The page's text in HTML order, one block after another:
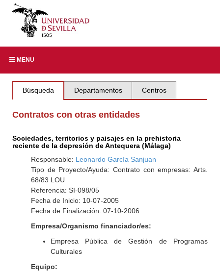
MENU
Búsqueda Departamentos Centros
Contratos con otras entidades
Sociedades, territorios y paisajes en la prehistoria
reciente de la depresión de Antequera (Málaga)
Responsable: Leonardo García Sanjuan
Tipo de Proyecto/Ayuda: Contrato con empresas: Arts.
68/83 LOU
Referencia: SI-098/05
Fecha de Inicio: 10-07-2005
Fecha de Finalización: 07-10-2006
Empresa/Organismo financiador/es:
Empresa Pública de Gestión de Programas
Culturales
Equipo: